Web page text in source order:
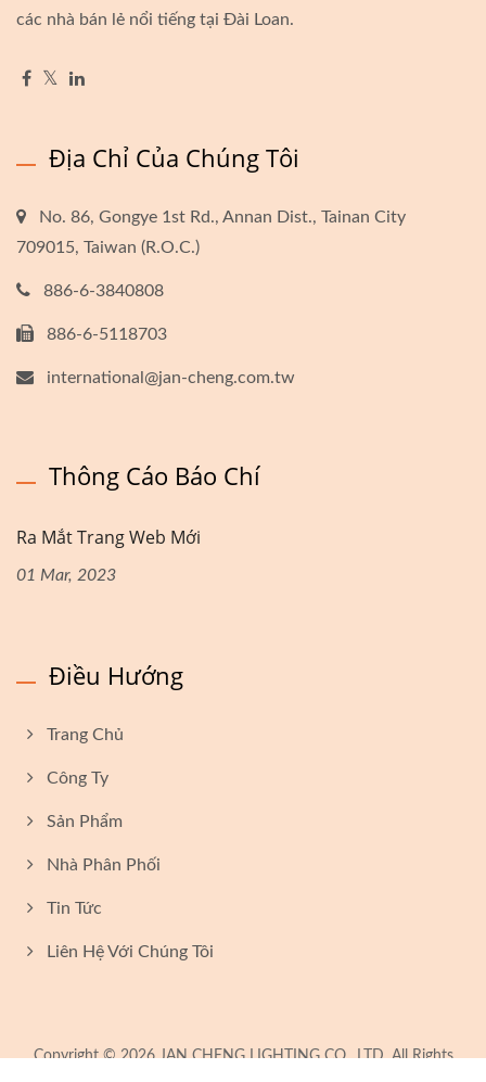
các nhà bán lẻ nổi tiếng tại Đài Loan.
Địa Chỉ Của Chúng Tôi
No. 86, Gongye 1st Rd., Annan Dist., Tainan City
709015, Taiwan (R.O.C.)
886-6-3840808
886-6-5118703
international@jan-cheng.com.tw
Thông Cáo Báo Chí
Ra Mắt Trang Web Mới
01 Mar, 2023
Điều Hướng
Trang Chủ
Công Ty
Sản Phẩm
Nhà Phân Phối
Tin Tức
Liên Hệ Với Chúng Tôi
Copyright © 2026JAN CHENG LIGHTING CO., LTD.All Rights